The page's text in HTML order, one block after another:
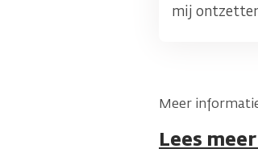
mij
Meer
Lees